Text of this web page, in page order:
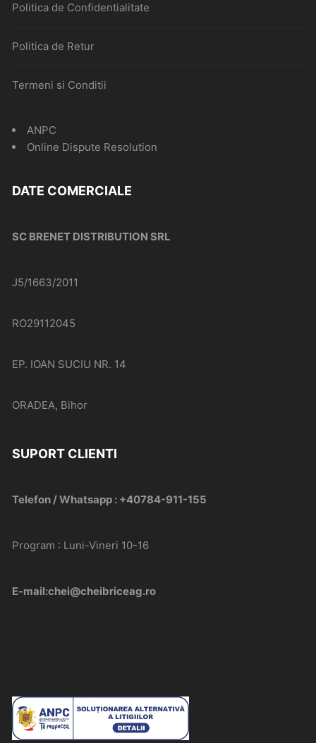
Politica de Confidentialitate
Politica de Retur
Termeni si Conditii
ANPC
Online Dispute Resolution
DATE COMERCIALE
SC BRENET DISTRIBUTION SRL
J5/1663/2011
RO29112045
EP. IOAN SUCIU NR. 14
ORADEA, Bihor
SUPORT CLIENTI
Telefon / Whatsapp : +40784-911-155
Program : Luni-Vineri 10-16
E-mail:chei@cheibriceag.ro